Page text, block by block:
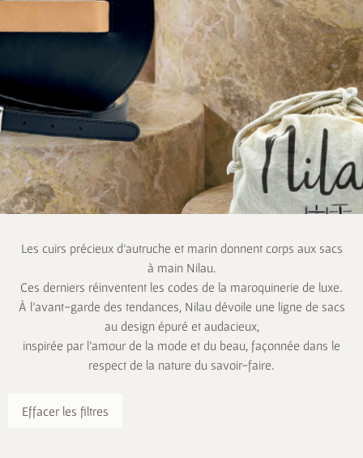
Les cuirs précieux d’autruche et marin donnent corps aux sacs
à main Nilau.
Ces derniers réinventent les codes de la maroquinerie de luxe.
À l’avant-garde des tendances, Nilau dévoile une ligne de sacs
au design épuré et audacieux,
inspirée par l’amour de la mode et du beau, façonnée dans le
respect de la nature du savoir-faire.
Effacer les filtres